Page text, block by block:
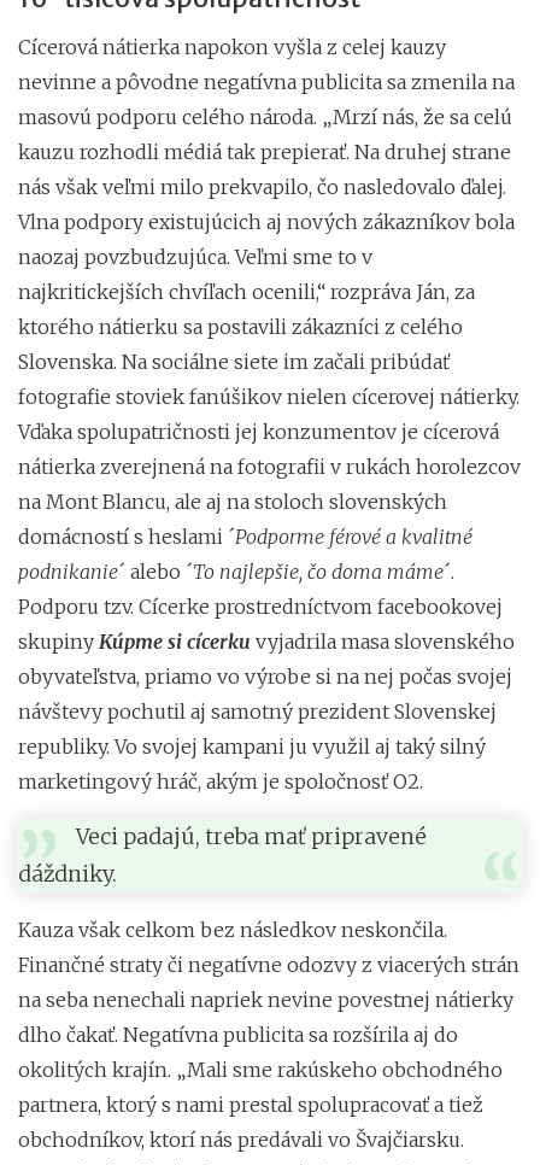
Cícerová nátierka napokon vyšla z celej kauzy
nevinne a pôvodne negatívna publicita sa zmenila na
masovú podporu celého národa. „Mrzí nás, že sa celú
kauzu rozhodli médiá tak prepierať. Na druhej strane
nás však veľmi milo prekvapilo, čo nasledovalo ďalej.
Vlna podpory existujúcich aj nových zákazníkov bola
naozaj povzbudzujúca. Veľmi sme to v
najkritickejších chvíľach ocenili,“ rozpráva Ján, za
ktorého nátierku sa postavili zákazníci z celého
Slovenska. Na sociálne siete im začali pribúdať
fotografie stoviek fanúšikov nielen cícerovej nátierky.
Vďaka spolupatričnosti jej konzumentov je cícerová
nátierka zverejnená na fotografii v rukách horolezcov
na Mont Blancu, ale aj na stoloch slovenských
domácností s heslami ´Podporme férové a kvalitné
podnikanie´ alebo ´To najlepšie, čo doma máme´.
Podporu tzv. Cícerke prostredníctvom facebookovej
skupiny Kúpme si cícerku vyjadrila masa slovenského
obyvateľstva, priamo vo výrobe si na nej počas svojej
návštevy pochutil aj samotný prezident Slovenskej
republiky. Vo svojej kampani ju využil aj taký silný
marketingový hráč, akým je spoločnosť O2.
Veci padajú, treba mať pripravené
dáždniky.
Kauza však celkom bez následkov neskončila.
Finančné straty či negatívne odozvy z viacerých strán
na seba nenechali napriek nevine povestnej nátierky
dlho čakať. Negatívna publicita sa rozšírila aj do
okolitých krajín. „Mali sme rakúskeho obchodného
partnera, ktorý s nami prestal spolupracovať a tiež
obchodníkov, ktorí nás predávali vo Švajčiarsku.